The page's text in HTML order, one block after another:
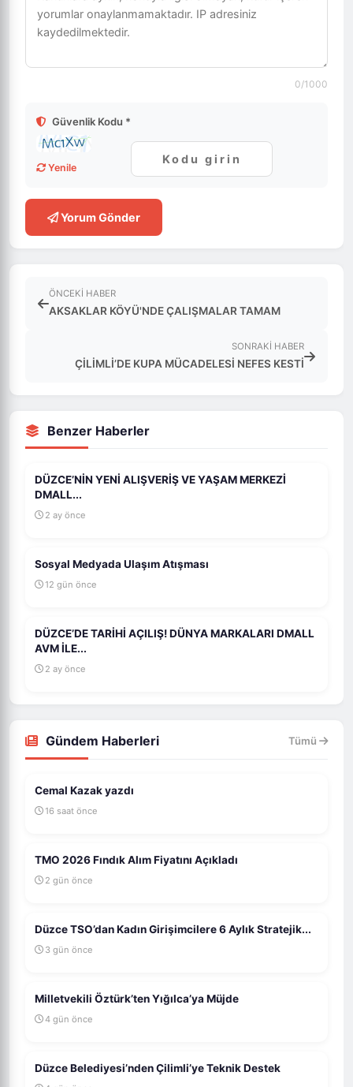
0/1000
Güvenlik Kodu *
Yenile
Yorum Gönder
ÖNCEKI HABER
AKSAKLAR KÖYÜ'NDE ÇALIŞMALAR TAMAM
SONRAKI HABER
ÇİLİMLİ’DE KUPA MÜCADELESİ NEFES KESTİ
Benzer Haberler
DÜZCE’NİN YENİ ALIŞVERİŞ VE YAŞAM MERKEZİ
DMALL...
2 ay önce
Sosyal Medyada Ulaşım Atışması
12 gün önce
DÜZCE’DE TARİHİ AÇILIŞ! DÜNYA MARKALARI DMALL
AVM İLE...
2 ay önce
Gündem Haberleri Tümü
Cemal Kazak yazdı
16 saat önce
TMO 2026 Fındık Alım Fiyatını Açıkladı
2 gün önce
Düzce TSO’dan Kadın Girişimcilere 6 Aylık Stratejik...
3 gün önce
Milletvekili Öztürk’ten Yığılca’ya Müjde
4 gün önce
Düzce Belediyesi’nden Çilimli’ye Teknik Destek